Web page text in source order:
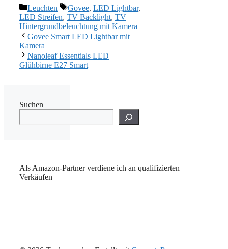
Kategorien
Leuchten Schlagwörter
Govee, LED Lightbar,
LED Streifen, TV Backlight, TV
Hintergrundbeleuchtung mit Kamera
Govee Smart LED Lightbar mit
Kamera
Nanoleaf Essentials LED
Glühbirne E27 Smart
Suchen
Als Amazon-Partner verdiene ich an qualifizierten
Verkäufen